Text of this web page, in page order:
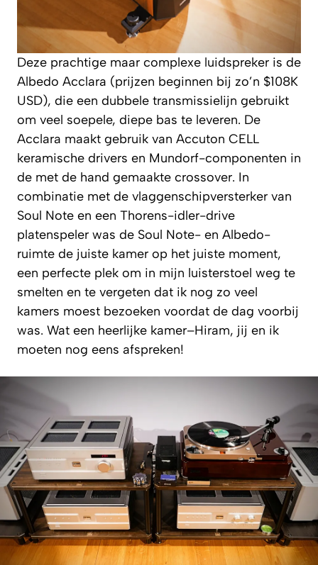
Deze prachtige maar complexe luidspreker is de
Albedo Acclara (prijzen beginnen bij zo’n $108K
USD), die een dubbele transmissielijn gebruikt
om veel soepele, diepe bas te leveren. De
Acclara maakt gebruik van Accuton CELL
keramische drivers en Mundorf-componenten in
de met de hand gemaakte crossover. In
combinatie met de vlaggenschipversterker van
Soul Note en een Thorens-idler-drive
platenspeler was de Soul Note- en Albedo-
ruimte de juiste kamer op het juiste moment,
een perfecte plek om in mijn luisterstoel weg te
smelten en te vergeten dat ik nog zo veel
kamers moest bezoeken voordat de dag voorbij
was. Wat een heerlijke kamer–Hiram, jij en ik
moeten nog eens afspreken!